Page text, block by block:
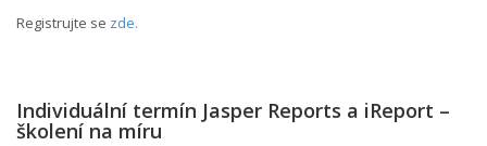
Registrujte se zde.
Individuální termín Jasper Reports a iReport –
školení na míru